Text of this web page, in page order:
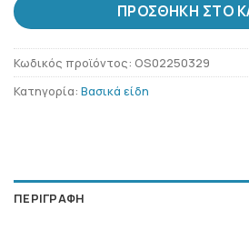
ΠΡΟΣΘΉΚΗ ΣΤΟ
Κωδικός προϊόντος: OS02250329
Κατηγορία: Βασικά είδη
ΠΕΡΙΓΡΑΦΉ